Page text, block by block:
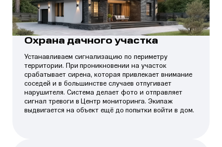
Охрана дачного участка
Устанавливаем сигнализацию по периметру
территории. При проникновении на участок
срабатывает сирена, которая привлекает внимание
соседей и в большинстве случаев отпугивает
нарушителя. Система делает фото и отправляет
сигнал тревоги в Центр мониторинга. Экипаж
выдвигается на объект ещё до попытки войти в дом.